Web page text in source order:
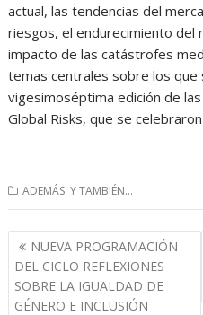
actual, las tendencias del
riesgos, el endurecimiento del
impacto de las catástrofes
temas centrales sobre los que
vigesimoséptima edición de
Global Risks, que se
ADEMÁS. Y TAMBIÉN...
Navegación
de
entradas
NUEVA PROGRAMACIÓN
DEL CICLO REFLEXIONES
SOBRE LA IGUALDAD DE
GÉNERO E INCLUSIÓN